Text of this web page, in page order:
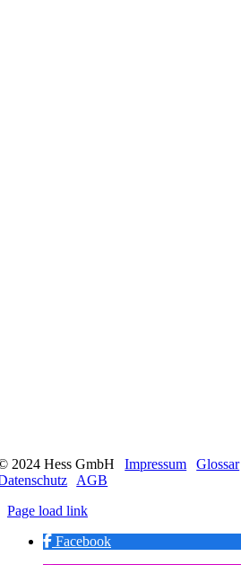
2024 Hess GmbH Impressum Glossar
AGB
Page load link
Facebook